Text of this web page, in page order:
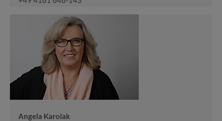
Angela Karolak